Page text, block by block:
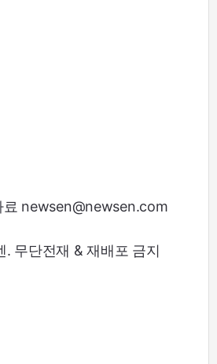
료 newsen@newsen.com
무단전재 & 재배포 금지